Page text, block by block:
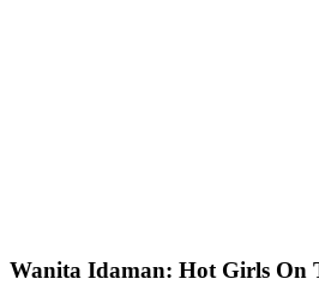
Wanita Idaman: Hot Girls On